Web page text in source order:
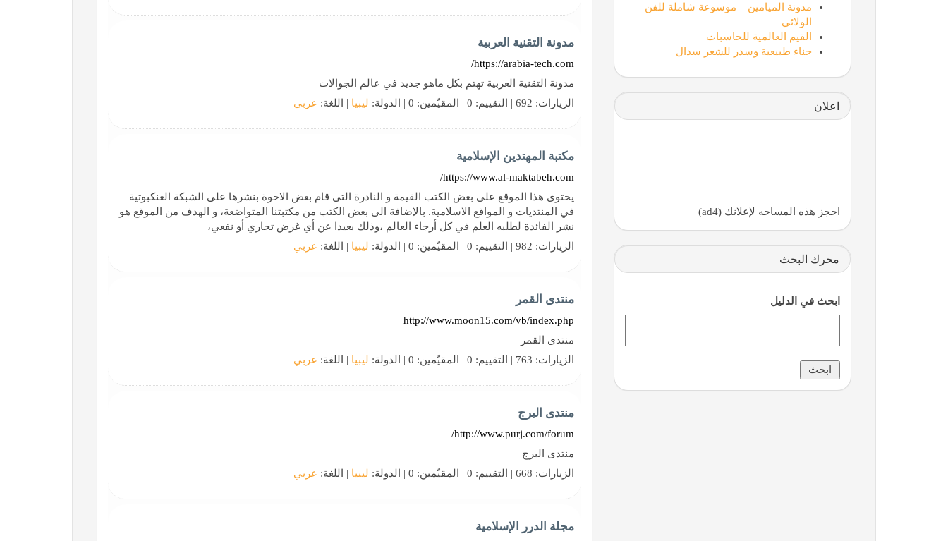
مدونة التقنية العربية
https://arabia-tech.com/
مدونة التقنية العربية تهتم بكل ماهو جديد في عالم الجوالات
الزيارات: 692 | التقييم: 0 | المقيّمين: 0 | الدولة:
ليبيا | اللغة: عربي
مكتبة المهتدين الإسلامية
https://www.al-maktabeh.com/
يحتوى هذا الموقع على بعض الكتب القيمة و النادرة التى قام بعض الاخوة بنشرها على الشبكة العنكبوتية
في المنتديات و المواقع الاسلامية. بالإضافة الى بعض الكتب من مكتبتنا المتواضعة، و الهدف من الموقع هو
نشر الفائدة لطلبه العلم في كل أرجاء العالم ،وذلك بعيدا عن أي غرض تجاري أو نفعي،
الزيارات: 982 | التقييم: 0 | المقيّمين: 0 | الدولة:
ليبيا | اللغة: عربي
منتدى القمر
http://www.moon15.com/vb/index.php
منتدى القمر
الزيارات: 763 | التقييم: 0 | المقيّمين: 0 | الدولة:
ليبيا | اللغة: عربي
منتدى البرج
http://www.purj.com/forum/
منتدى البرج
الزيارات: 668 | التقييم: 0 | المقيّمين: 0 | الدولة:
ليبيا | اللغة: عربي
مجلة الدرر الإسلامية
مدونة الميامين – موسوعة شاملة للفن
الولائي
القيم العالمية للحاسبات
حناء طبيعية وسدر للشعر سدال
اعلان
احجز هذه المساحه لإعلانك (ad4)
محرك البحث
ابحث في الدليل